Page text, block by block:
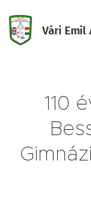
Vári Emil
110